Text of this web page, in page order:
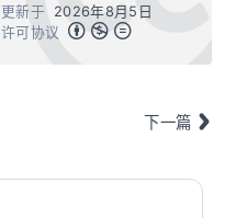
更新于
2026年8月5日
许可协议
下一篇